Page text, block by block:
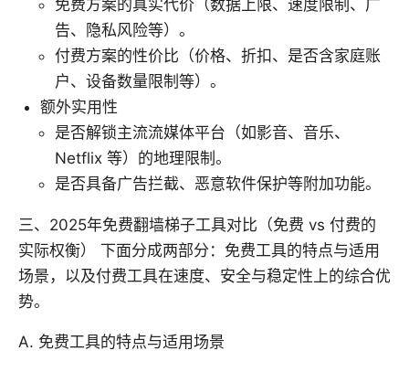
免费方案的真实代价（数据上限、速度限制、广
告、隐私风险等）。
付费方案的性价比（价格、折扣、是否含家庭账
户、设备数量限制等）。
额外实用性
是否解锁主流流媒体平台（如影音、音乐、
Netflix 等）的地理限制。
是否具备广告拦截、恶意软件保护等附加功能。
三、2025年免费翻墙梯子工具对比（免费 vs 付费的
实际权衡） 下面分成两部分：免费工具的特点与适用
场景，以及付费工具在速度、安全与稳定性上的综合优
势。
A. 免费工具的特点与适用场景